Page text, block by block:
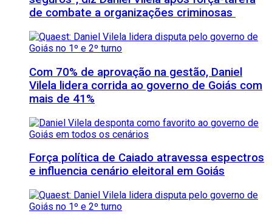
de combate a organizações criminosas
Com 70% de aprovação na gestão, Daniel
Vilela lidera corrida ao governo de Goiás com
mais de 41%
Força política de Caiado atravessa espectros
e influencia cenário eleitoral em Goiás